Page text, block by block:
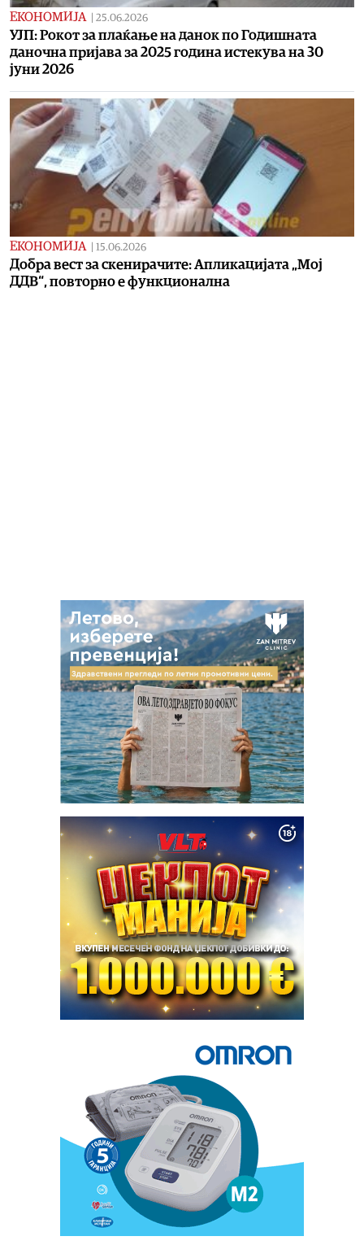
ЕКОНОМИЈА 25.06.2026
УЈП: Рокот за плаќање на данок по Годишната
даночна пријава за 2025 година истекува на 30
јуни 2026
ЕКОНОМИЈА 15.06.2026
Добра вест за скенирачите: Апликацијата „Мој
ДДВ“, повторно е функционална